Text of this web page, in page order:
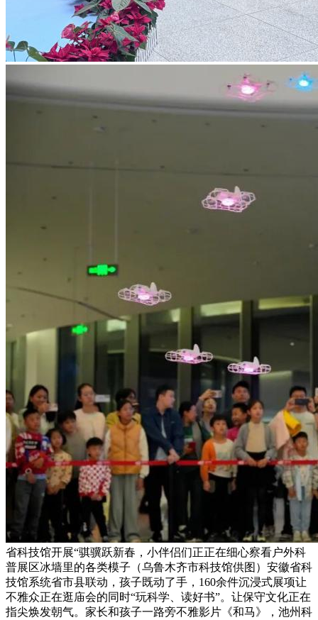
省科技馆开展“骐骥跃新春，小伴侣们正正在细心察看户外科
普展区冰墙里的各类模子（乌鲁木齐市科技馆供图）安徽省科
技馆系统省市县联动，孩子既动了手，160余件沉浸式展项让
不雅众正在逛庙会的同时“玩科学、读好书”。让保守文化正在
指尖焕发朝气。家长和孩子一路旁不雅影片《和马》，池州科